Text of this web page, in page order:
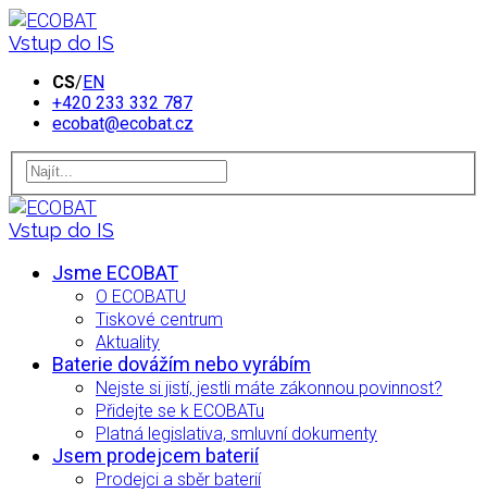
Vstup do IS
CS/EN
+420 233 332 787
ecobat@ecobat.cz
Vstup do IS
Jsme ECOBAT
O ECOBATU
Tiskové centrum
Aktuality
Baterie dovážím nebo vyrábím
Nejste si jistí, jestli máte zákonnou povinnost?
Přidejte se k ECOBATu
Platná legislativa, smluvní dokumenty
Jsem prodejcem baterií
Prodejci a sběr baterií